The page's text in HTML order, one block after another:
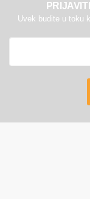
Uvek budite u toku